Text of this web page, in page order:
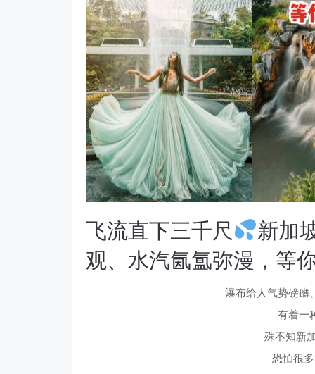
飞流直下三千尺
新加
观、水汽氤氲弥漫，等
瀑布给人气势磅礴
有着一
殊不知新
恐怕很